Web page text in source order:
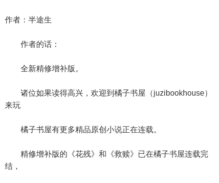
作者：半途生
作者的话：
全新精修增补版。
诸位如果读得高兴，欢迎到橘子书屋（juzibookhouse）
来玩
橘子书屋有更多精品原创小说正在连载。
精修增补版的《花残》和《救赎》已在橘子书屋连载完
结，